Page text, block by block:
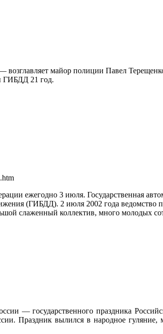
майор полиции Павел
ГИБДД 21 год.
ежегодно 3 июля. Государственная
(ГИБДД). 2 июля 2002 года ведомство
коллектив, много молодых
— государственного праздника
Праздник вылился в народное